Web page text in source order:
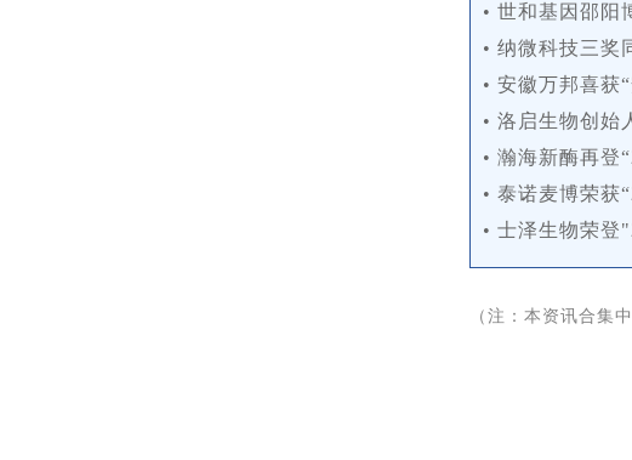
• 世和基因邵阳
• 纳微科技三奖
• 安徽万邦喜获
• 洛启生物创始
• 瀚海新酶再登
• 泰诺麦博荣获
• 士泽生物荣登
（注：本资讯合集